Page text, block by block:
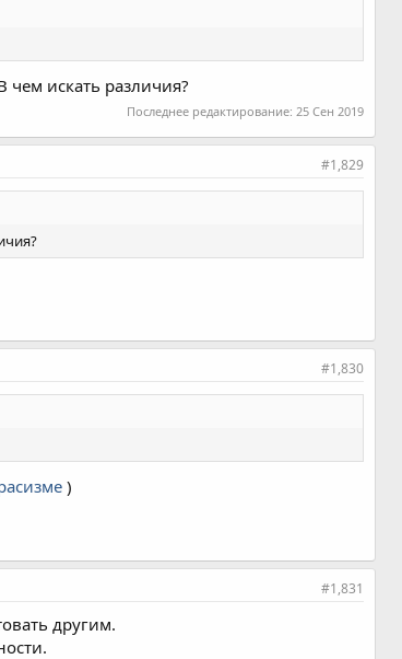
чем искать различия?
Последнее редактирование:25 Сен 2019
#1,829
#1,830
)
#1,831
другим.